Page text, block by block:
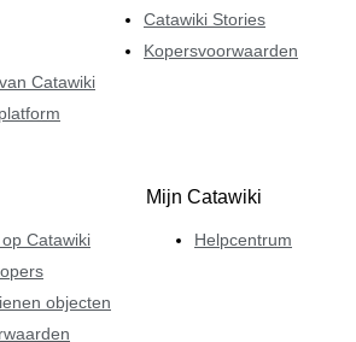
Catawiki
Catawiki Stories
Kopersvoorwaarden
Catawiki
objecten
Mijn Catawiki
Helpcentrum